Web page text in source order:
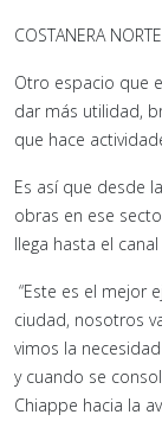
COSTANERA
Otro espacio que
dar más utilidad,
que hace
Es así que desde
obras en ese
llega hasta el
“Este es el mejor
ciudad, nosotros
vimos la
y cuando se
Chiappe hacia la